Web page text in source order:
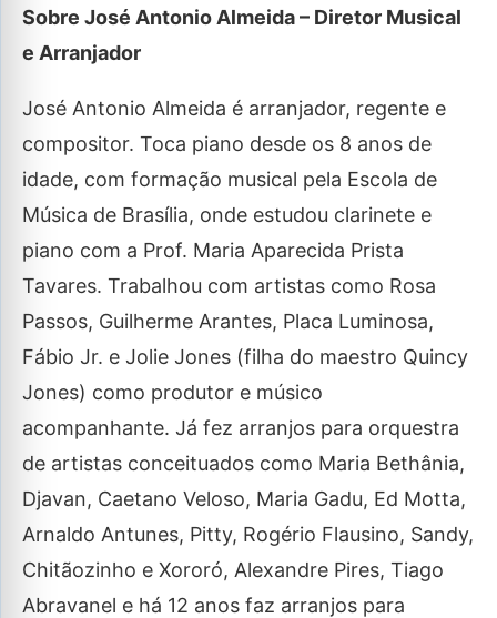
Sobre José Antonio Almeida – Diretor Musical
e Arranjador
José Antonio Almeida é arranjador, regente e
compositor. Toca piano desde os 8 anos de
idade, com formação musical pela Escola de
Música de Brasília, onde estudou clarinete e
piano com a Prof. Maria Aparecida Prista
Tavares. Trabalhou com artistas como Rosa
Passos, Guilherme Arantes, Placa Luminosa,
Fábio Jr. e Jolie Jones (filha do maestro Quincy
Jones) como produtor e músico
acompanhante. Já fez arranjos para orquestra
de artistas conceituados como Maria Bethânia,
Djavan, Caetano Veloso, Maria Gadu, Ed Motta,
Arnaldo Antunes, Pitty, Rogério Flausino, Sandy,
Chitãozinho e Xororó, Alexandre Pires, Tiago
Abravanel e há 12 anos faz arranjos para